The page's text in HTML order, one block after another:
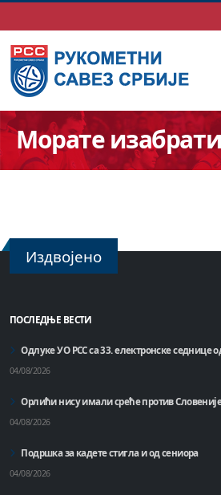
Морате
Издвојено
ПОСЛЕДЊЕ ВЕСТИ
Одлуке УО РСС са 33. електронске седнице
04/08/2026
Орлићи нису имали среће против
04/08/2026
Подршка за кадете стигла и од сениора
04/08/2026